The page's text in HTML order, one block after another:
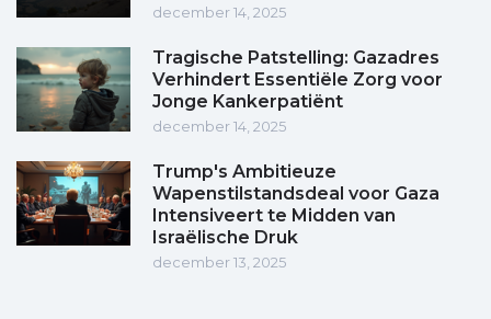
december 14, 2025
Tragische Patstelling: Gazadres
Verhindert Essentiële Zorg voor
Jonge Kankerpatiënt
december 14, 2025
Trump's Ambitieuze
Wapenstilstandsdeal voor Gaza
Intensiveert te Midden van
Israëlische Druk
december 13, 2025